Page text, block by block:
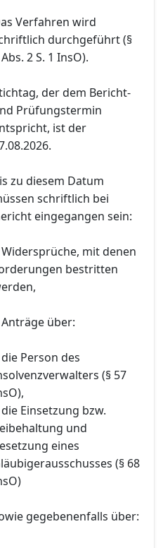
Verfahren wird
durchgeführt (§
2 S. 1 InsO).
der dem Bericht-
Prüfungstermin
ist der
zu diesem Datum
schriftlich bei
eingegangen sein:
mit denen
bestritten
über:
Person des
(§ 57
Einsetzung bzw.
und
eines
(§ 68
gegebenenfalls über: